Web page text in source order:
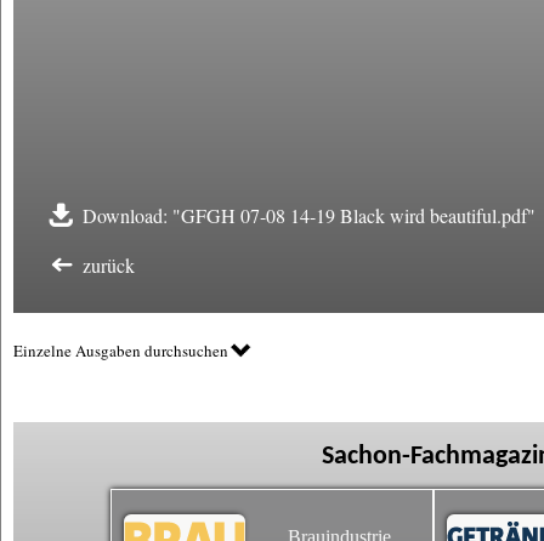
Download: "GFGH 07-08 14-19 Black wird beautiful.pdf"
zurück
Einzelne Ausgaben durchsuchen
Sachon-
Brauindustrie